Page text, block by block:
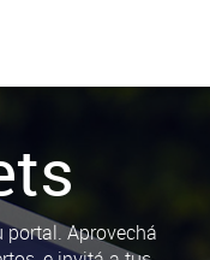
Aprovechá